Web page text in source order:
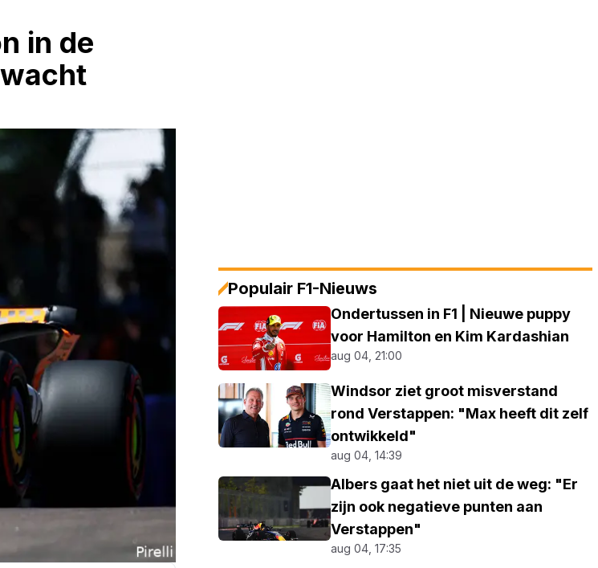
in de
Populair F1-Nieuws
Ondertussen in F1 | Nieuwe puppy
voor Hamilton en Kim Kardashian
aug 04, 21:00
Windsor ziet groot misverstand
rond Verstappen: "Max heeft dit zelf
ontwikkeld"
aug 04, 14:39
Albers gaat het niet uit de weg: "Er
zijn ook negatieve punten aan
Verstappen"
aug 04, 17:35